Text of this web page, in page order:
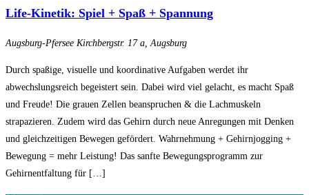
Life-Kinetik: Spiel + Spaß + Spannung
Augsburg-Pfersee Kirchbergstr. 17 a, Augsburg
Durch spaßige, visuelle und koordinative Aufgaben werdet ihr
abwechslungsreich begeistert sein. Dabei wird viel gelacht, es macht Spaß
und Freude! Die grauen Zellen beanspruchen & die Lachmuskeln
strapazieren. Zudem wird das Gehirn durch neue Anregungen mit Denken
und gleichzeitigen Bewegen gefördert. Wahrnehmung + Gehirnjogging +
Bewegung = mehr Leistung! Das sanfte Bewegungsprogramm zur
Gehirnentfaltung für […]